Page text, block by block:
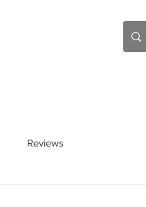
Reviews